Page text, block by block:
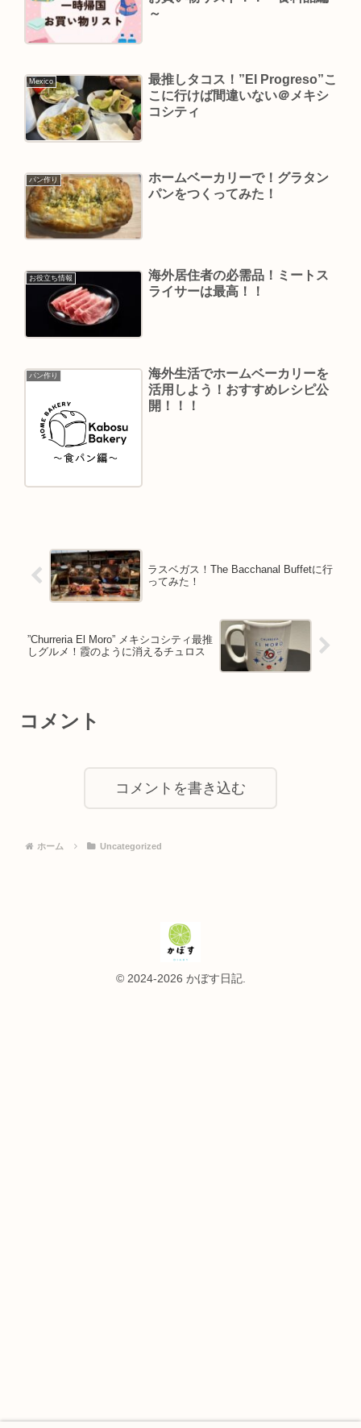
～
Mexico
最推しタコス！”El Progreso”こ
こに行けば間違いない＠メキシ
コシティ
パン作り
ホームベーカリーで！グラタン
パンをつくってみた！
お役立ち情報
海外居住者の必需品！ミートス
ライサーは最高！！
パン作り
海外生活でホームベーカリーを
活用しよう！おすすめレシピ公
開！！！
ラスベガス！The Bacchanal Buffetに行
ってみた！
”Churreria El Moro” メキシコシティ最推
しグルメ！霞のように消えるチュロス
コメント
コメントを書き込む
ホーム Uncategorized
© 2024-2026 かぼす日記.